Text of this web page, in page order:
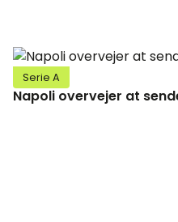
Serie A
Napoli overvejer at